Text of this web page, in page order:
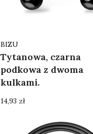
Tytanowa, czarna
podkowa z dwoma
kulkami.
Producent
BIZU
Cena
14,93 zł